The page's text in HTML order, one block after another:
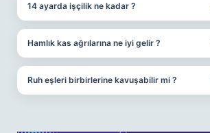
14 ayarda işçilik ne kadar ?
Hamlık kas ağrılarına ne iyi gelir ?
Ruh eşleri birbirlerine kavuşabilir mi ?